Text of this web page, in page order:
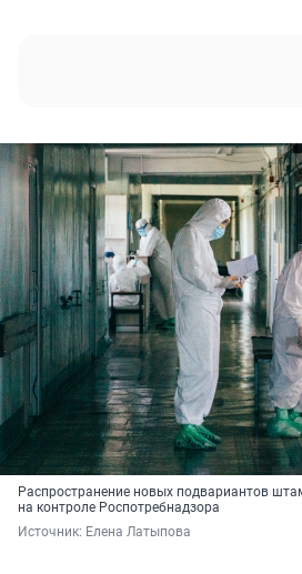
Распространение новых подвариантов
на контроле Роспотребнадзора
Источник: Елена Латыпова